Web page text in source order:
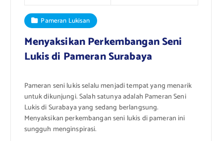
Pameran Lukisan
Menyaksikan Perkembangan Seni
Lukis di Pameran Surabaya
Pameran seni lukis selalu menjadi tempat yang menarik
untuk dikunjungi. Salah satunya adalah Pameran Seni
Lukis di Surabaya yang sedang berlangsung.
Menyaksikan perkembangan seni lukis di pameran ini
sungguh menginspirasi.